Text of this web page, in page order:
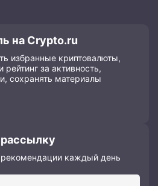
на Crypto.ru
избранные криптовалюты,
за активность,
сохранять материалы
каждый день